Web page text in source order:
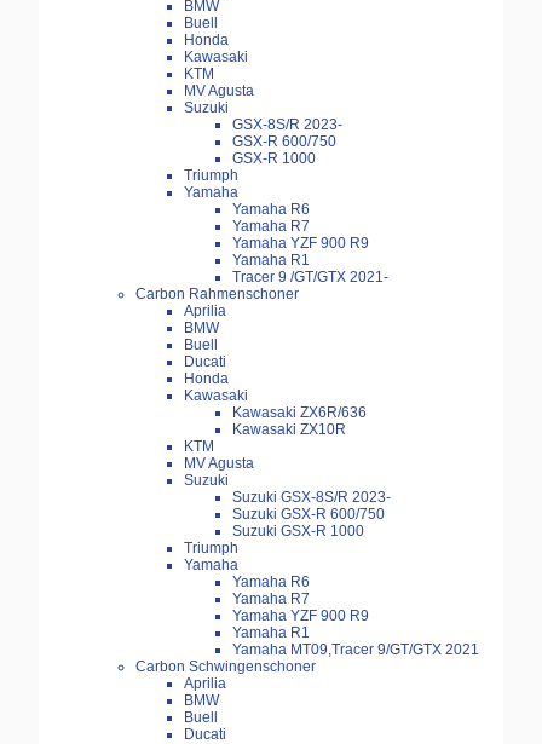
BMW
Buell
Honda
Kawasaki
KTM
MV Agusta
Suzuki
GSX-8S/R 2023-
GSX-R 600/750
GSX-R 1000
Triumph
Yamaha
Yamaha R6
Yamaha R7
Yamaha YZF 900 R9
Yamaha R1
Tracer 9 /GT/GTX 2021-
Carbon Rahmenschoner
Aprilia
BMW
Buell
Ducati
Honda
Kawasaki
Kawasaki ZX6R/636
Kawasaki ZX10R
KTM
MV Agusta
Suzuki
Suzuki GSX-8S/R 2023-
Suzuki GSX-R 600/750
Suzuki GSX-R 1000
Triumph
Yamaha
Yamaha R6
Yamaha R7
Yamaha YZF 900 R9
Yamaha R1
Yamaha MT09,Tracer 9/GT/GTX 2021
Carbon Schwingenschoner
Aprilia
BMW
Buell
Ducati